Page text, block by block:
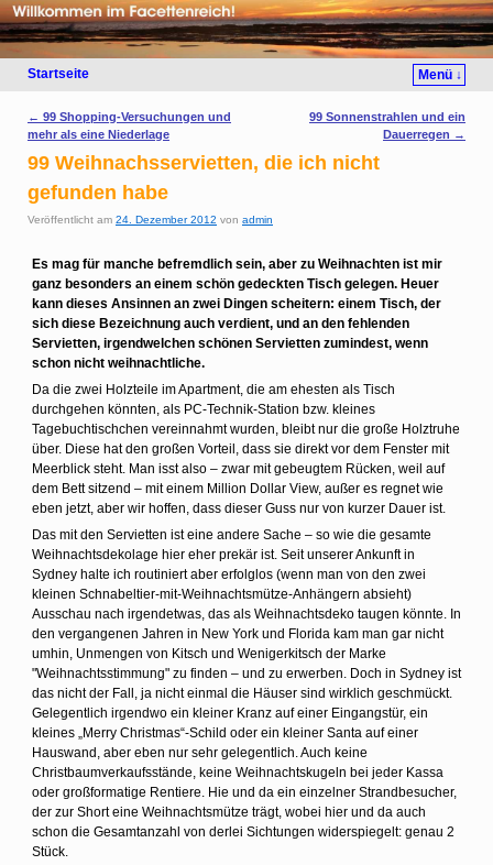
Startseite Menü ↓
Artikelnavigation
← 99 Shopping-Versuchungen und
mehr als eine Niederlage
99 Sonnenstrahlen und ein
Dauerregen →
99 Weihnachsservietten, die ich nicht
gefunden habe
Veröffentlicht am 24. Dezember 2012 von admin
Es mag für manche befremdlich sein, aber zu Weihnachten ist mir
ganz besonders an einem schön gedeckten Tisch gelegen. Heuer
kann dieses Ansinnen an zwei Dingen scheitern: einem Tisch, der
sich diese Bezeichnung auch verdient, und an den fehlenden
Servietten, irgendwelchen schönen Servietten zumindest, wenn
schon nicht weihnachtliche.
Da die zwei Holzteile im Apartment, die am ehesten als Tisch
durchgehen könnten, als PC-Technik-Station bzw. kleines
Tagebuchtischchen vereinnahmt wurden, bleibt nur die große Holztruhe
über. Diese hat den großen Vorteil, dass sie direkt vor dem Fenster mit
Meerblick steht. Man isst also – zwar mit gebeugtem Rücken, weil auf
dem Bett sitzend – mit einem Million Dollar View, außer es regnet wie
eben jetzt, aber wir hoffen, dass dieser Guss nur von kurzer Dauer ist.
Das mit den Servietten ist eine andere Sache – so wie die gesamte
Weihnachtsdekolage hier eher prekär ist. Seit unserer Ankunft in
Sydney halte ich routiniert aber erfolglos (wenn man von den zwei
kleinen Schnabeltier-mit-Weihnachtsmütze-Anhängern absieht)
Ausschau nach irgendetwas, das als Weihnachtsdeko taugen könnte. In
den vergangenen Jahren in New York und Florida kam man gar nicht
umhin, Unmengen von Kitsch und Wenigerkitsch der Marke
"Weihnachtsstimmung" zu finden – und zu erwerben. Doch in Sydney ist
das nicht der Fall, ja nicht einmal die Häuser sind wirklich geschmückt.
Gelegentlich irgendwo ein kleiner Kranz auf einer Eingangstür, ein
kleines „Merry Christmas“-Schild oder ein kleiner Santa auf einer
Hauswand, aber eben nur sehr gelegentlich. Auch keine
Christbaumverkaufsstände, keine Weihnachtskugeln bei jeder Kassa
oder großformatige Rentiere. Hie und da ein einzelner Strandbesucher,
der zur Short eine Weihnachtsmütze trägt, wobei hier und da auch
schon die Gesamtanzahl von derlei Sichtungen widerspiegelt: genau 2
Stück.